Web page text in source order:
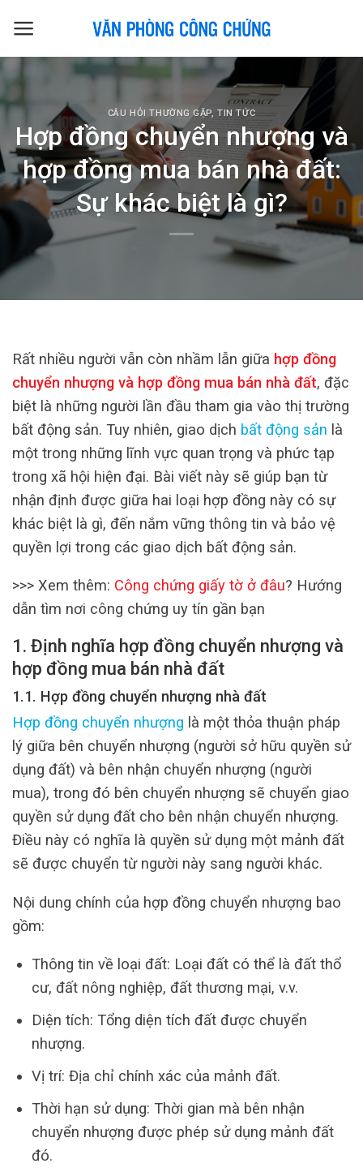
CÂU HỎI THƯỜNG GẶP,TIN TỨC
Hợp đồng chuyển nhượng và
hợp đồng mua bán nhà đất:
Sự khác biệt là gì?
Rất nhiều người vẫn còn nhầm lẫn giữa hợp đồng
chuyển nhượng và hợp đồng mua bán nhà đất, đặc
biệt là những người lần đầu tham gia vào thị trường
bất động sản. Tuy nhiên, giao dịch bất động sản là
một trong những lĩnh vực quan trọng và phức tạp
trong xã hội hiện đại. Bài viết này sẽ giúp bạn từ
nhận định được giữa hai loại hợp đồng này có sự
khác biệt là gì, đến nắm vững thông tin và bảo vệ
quyền lợi trong các giao dịch bất động sản.
>>> Xem thêm: Công chứng giấy tờ ở đâu? Hướng
dẫn tìm nơi công chứng uy tín gần bạn
1. Định nghĩa hợp đồng chuyển nhượng và
hợp đồng mua bán nhà đất
1.1. Hợp đồng chuyển nhượng nhà đất
Hợp đồng chuyển nhượng là một thỏa thuận pháp
lý giữa bên chuyển nhượng (người sở hữu quyền sử
dụng đất) và bên nhận chuyển nhượng (người
mua), trong đó bên chuyển nhượng sẽ chuyển giao
quyền sử dụng đất cho bên nhận chuyển nhượng.
Điều này có nghĩa là quyền sử dụng một mảnh đất
sẽ được chuyển từ người này sang người khác.
Nội dung chính của hợp đồng chuyển nhượng bao
gồm:
Thông tin về loại đất: Loại đất có thể là đất thổ
cư, đất nông nghiệp, đất thương mại, v.v.
Diện tích: Tổng diện tích đất được chuyển
nhượng.
Vị trí: Địa chỉ chính xác của mảnh đất.
Thời hạn sử dụng: Thời gian mà bên nhận
chuyển nhượng được phép sử dụng mảnh đất
đó.